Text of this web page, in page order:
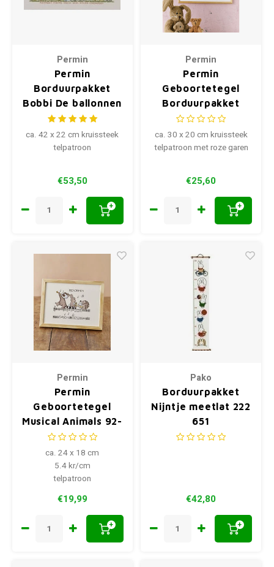
Permin
Permin
Borduurpakket
Bobbi De ballonnen
92 0396
ca. 42 x 22 cm kruissteek
telpatroon
€53,50
+
Permin
Permin
Geboortetegel
Borduurpakket
Geboortebus 92-
1309
ca. 30 x 20 cm kruissteek
telpatroon met roze garen
€25,60
+
Permin
Permin
Geboortetegel
Musical Animals 92-
6153
ca. 24 x 18 cm
5.4 kr/cm
telpatroon
€19,99
+
Pako
Borduurpakket
Nijntje meetlat 222
651
€42,80
+